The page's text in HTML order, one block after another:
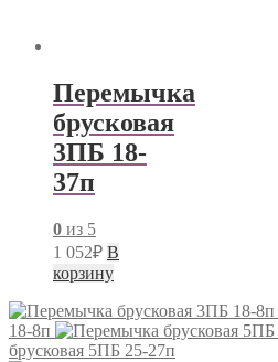
Перемычка
брусковая
3ПБ 18-
37п
0 из 5
1 052₽ В
корзину
18-8п
брусковая 5ПБ 25-27п